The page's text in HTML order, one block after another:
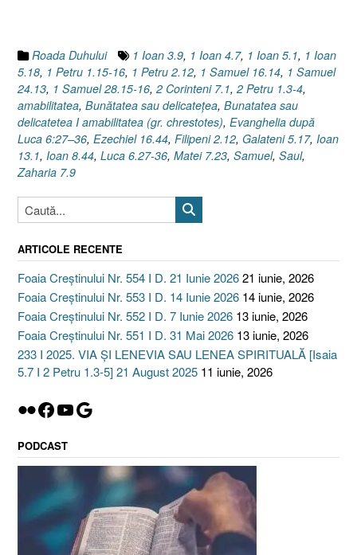
Luca
6:27–
36”
Roada Duhului 1 Ioan 3.9, 1 Ioan 4.7, 1 Ioan 5.1, 1 Ioan
5.18, 1 Petru 1.15-16, 1 Petru 2.12, 1 Samuel 16.14, 1 Samuel
24.13, 1 Samuel 28.15-16, 2 Corinteni 7.1, 2 Petru 1.3-4,
amabilitatea, Bunătatea sau delicateţea, Bunatatea sau
delicatetea I amabilitatea (gr. chrestotes), Evanghelia după
Luca 6:27–36, Ezechiel 16.44, Filipeni 2.12, Galateni 5.17, Ioan
13.1, Ioan 8.44, Luca 6.27-36, Matei 7.23, Samuel, Saul,
Zaharia 7.9
ARTICOLE RECENTE
Foaia Creștinului Nr. 554 I D. 21 Iunie 202621 iunie, 2026
Foaia Creștinului Nr. 553 I D. 14 Iunie 2026 14 iunie, 2026
Foaia Creștinului Nr. 552 I D. 7 Iunie 2026 13 iunie, 2026
Foaia Creștinului Nr. 551 I D. 31 Mai 2026 13 iunie, 2026
233 I 2025. VIA ȘI LENEVIA SAU LENEA SPIRITUALĂ [Isaia
5.7 I 2 Petru 1.3-5] 21 August 2025 11 iunie, 2026
Flickr
Facebook
YouTube
Google
PODCAST